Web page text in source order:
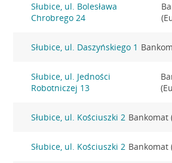
Słubice, ul. Bolesława
Chrobrego 24
Słubice, ul. Daszyńskiego 1
Słubice, ul. Jedności
Robotniczej 13
Słubice, ul. Kościuszki 2 Bankomat
Słubice, ul. Kościuszki 2 Bankomat